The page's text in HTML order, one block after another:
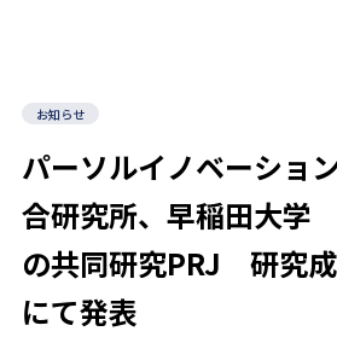
お知らせ
パーソルイノベーショ
合研究所、早稲田大学
の共同研究PRJ 研究
にて発表